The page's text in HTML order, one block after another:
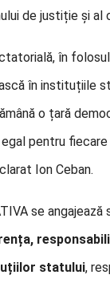
de justiție și al
în
în instituțiile
o țară
pentru
Ion Ceban.
se angajează
statului,